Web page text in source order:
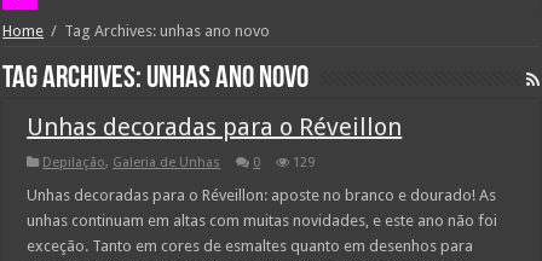
Home / Tag Archives: unhas ano novo
Tag Archives: unhas ano novo
Unhas decoradas para o Réveillon
Depilação, Galeria de Unhas 0 129
Unhas decoradas para o Réveillon: aposte no branco e dourado! As
unhas continuam em altas com muitas novidades, e este ano não foi
exceção. Tanto em cores de esmaltes quanto em desenhos para